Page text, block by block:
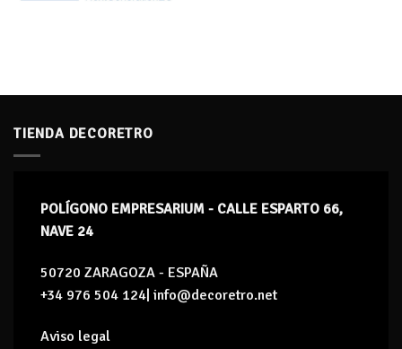
TIENDA DECORETRO
POLÍGONO EMPRESARIUM - CALLE ESPARTO 66,
NAVE 24
50720 ZARAGOZA - ESPAÑA
+34 976 504 124| info@decoretro.net
Aviso legal